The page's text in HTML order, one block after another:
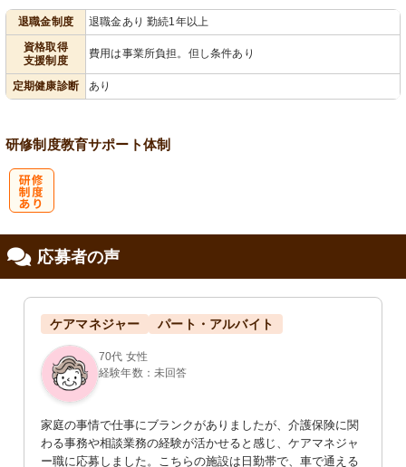
退職金制度
退職金あり 勤続1年以上
資格取得
支援制度
費用は事業所負担。但し条件あり
定期健康診断 あり
研修制度教育サポート体制
応募者の声
ケアマネジャー パート・アルバイト
70代 女性
経験年数：未回答
家庭の事情で仕事にブランクがありましたが、介護保険に関
わる事務や相談業務の経験が活かせると感じ、ケアマネジャ
ー職に応募しました。こちらの施設は日勤帯で、車で通える